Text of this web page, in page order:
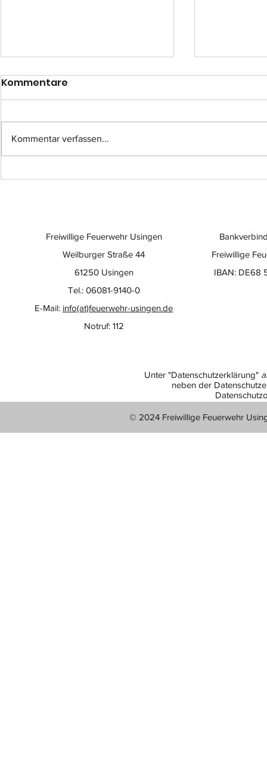
Einsatz-Nr.: 057
Kommentare
Kommentar verfassen...
Freiwillige
IBAN: DE68
Freiwillige Feuerwehr Usingen
Weilburger Straße 44
61250 Usingen
Tel.: 06081-9140-0
E-Mail: info(at)feuerwehr-usingen.de
Notruf: 112
Unter "Datenschutzerklärung"
neben der
© 2024 Freiwillige Feuerwehr